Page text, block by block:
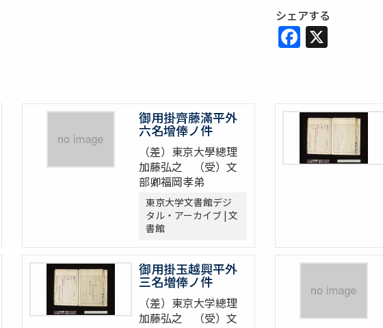
シェアする
X
御用掛齊藤滿平外
六名增俸ノ件
（差）東京大學總理
加藤弘之 （受）文
部卿福岡孝弟
東京大学文書館デジ
タル・アーカイブ | 文
書館
御用掛玉越興平外
三名増俸ノ件
（差）東京大学總理
加藤弘之 （受）文